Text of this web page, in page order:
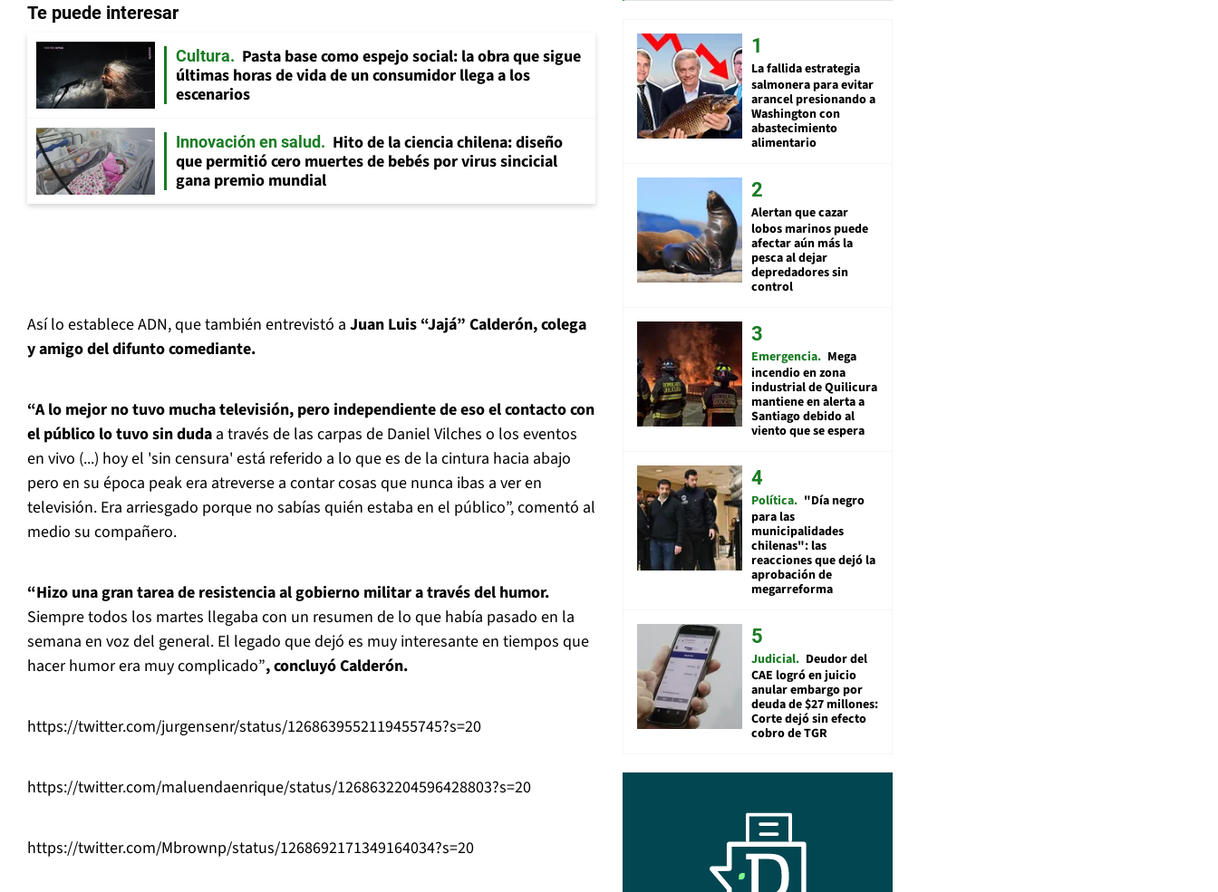
Te puede interesar
Cultura
Pasta base como espejo social: la obra que sigue
últimas horas de vida de un consumidor llega a los
escenarios
Innovación en salud
Hito de la ciencia chilena: diseño
que permitió cero muertes de bebés por virus sincicial
gana premio mundial
Así lo establece ADN, que también entrevistó a Juan Luis “Jajá” Calderón, colega
y amigo del difunto comediante.
“A lo mejor no tuvo mucha televisión, pero independiente de eso el contacto con
el público lo tuvo sin duda a través de las carpas de Daniel Vilches o los eventos
en vivo (...) hoy el 'sin censura' está referido a lo que es de la cintura hacia abajo
pero en su época peak era atreverse a contar cosas que nunca ibas a ver en
televisión. Era arriesgado porque no sabías quién estaba en el público”, comentó al
medio su compañero.
“Hizo una gran tarea de resistencia al gobierno militar a través del humor.
Siempre todos los martes llegaba con un resumen de lo que había pasado en la
semana en voz del general. El legado que dejó es muy interesante en tiempos que
hacer humor era muy complicado”, concluyó Calderón.
https://twitter.com/jurgensenr/status/1268639552119455745?s=20
https://twitter.com/maluendaenrique/status/1268632204596428803?s=20
https://twitter.com/Mbrownp/status/1268692171349164034?s=20
La fallida estrategia
salmonera para evitar
arancel presionando a
Washington con
abastecimiento
alimentario
Alertan que cazar
lobos marinos puede
afectar aún más la
pesca al dejar
depredadores sin
control
Emergencia Mega
incendio en zona
industrial de Quilicura
mantiene en alerta a
Santiago debido al
viento que se espera
Política "Día negro
para las
municipalidades
chilenas": las
reacciones que dejó la
aprobación de
megarreforma
Judicial Deudor del
CAE logró en juicio
anular embargo por
deuda de $27 millones:
Corte dejó sin efecto
cobro de TGR